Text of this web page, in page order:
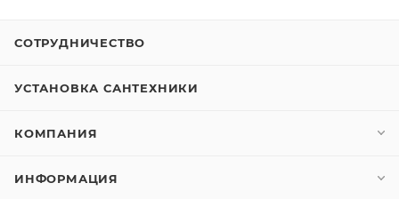
СОТРУДНИЧЕСТВО
УСТАНОВКА САНТЕХНИКИ
КОМПАНИЯ
ИНФОРМАЦИЯ